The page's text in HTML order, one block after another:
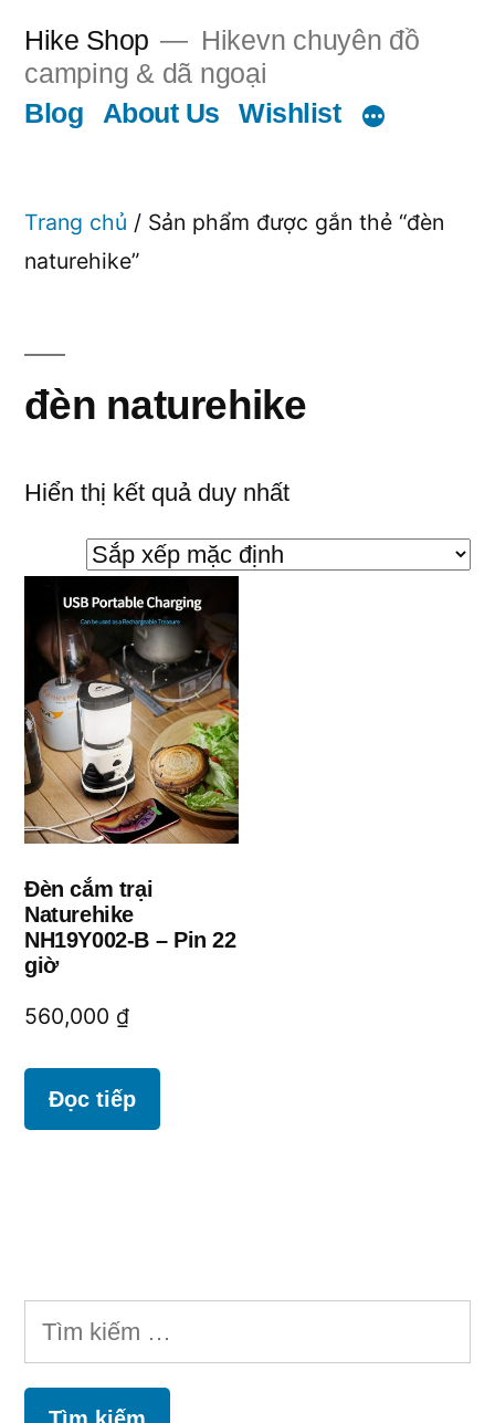
đến
phần
Hike Shop
Hikevn chuyên đồ
camping & dã ngoại
Blog
About Us Wishlist
Trang chủ / Sản phẩm được gắn thẻ “đèn
naturehike”
đèn naturehike
Hiển thị kết quả duy nhất
Đèn cắm trại
Naturehike
NH19Y002-B – Pin 22
giờ
560,000 ₫
Đọc tiếp
Tìm
kiếm
cho: